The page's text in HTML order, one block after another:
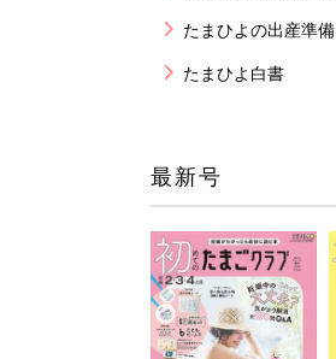
たまひよの出産準備
たまひよ白書
最新号